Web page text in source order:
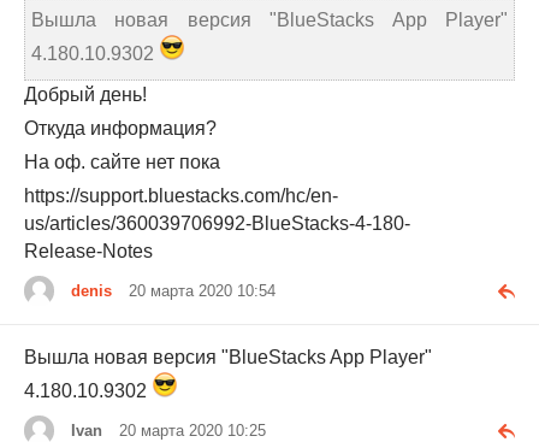
Вышла новая версия "BlueStacks App Player"
4.180.10.9302
Добрый день!
Откуда информация?
На оф. сайте нет пока
https://support.bluestacks.com/hc/en-
us/articles/360039706992-BlueStacks-4-180-
Release-Notes
denis 20 марта 2020 10:54
Вышла новая версия "BlueStacks App Player"
4.180.10.9302
Ivan 20 марта 2020 10:25